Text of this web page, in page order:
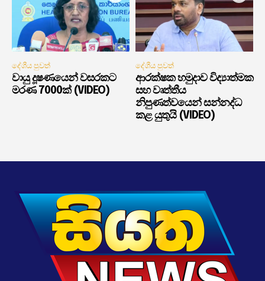
දේශීය පුවත්
වායු දූෂණයෙන් වසරකට
මරණ 7000ක් (VIDEO)
දේශීය පුවත්
ආරක්ෂක හමුදාව විද්‍යාත්මක
සහ වෘත්තීය
නිපුණත්වයෙන් සන්නද්ධ
කළ යුතුයි (VIDEO)